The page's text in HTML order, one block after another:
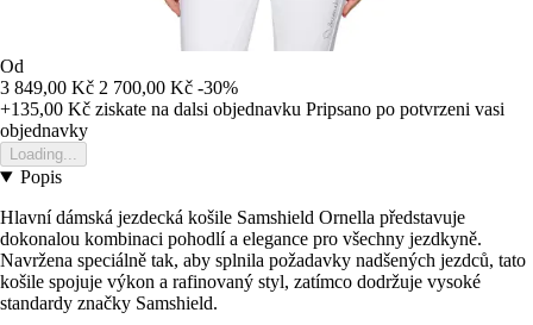
Od
3 849,00 Kč 2 700,00 Kč -30%
+135,00 Kč ziskate na dalsi objednavku Pripsano po potvrzeni vasi
objednavky
Loading...
Popis
Hlavní dámská jezdecká košile Samshield Ornella představuje
dokonalou kombinaci pohodlí a elegance pro všechny jezdkyně.
Navržena speciálně tak, aby splnila požadavky nadšených jezdců, tato
košile spojuje výkon a rafinovaný styl, zatímco dodržuje vysoké
standardy značky Samshield.